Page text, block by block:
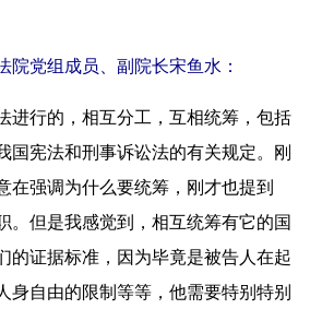
党组成员、副院长宋鱼水：
行的，相互分工，互相统筹，包括
国宪法和刑事诉讼法的有关规定。刚
在强调为什么要统筹，刚才也提到
。但是我感觉到，相互统筹有它的国
的证据标准，因为毕竟是被告人在起
身自由的限制等等，他需要特别特别